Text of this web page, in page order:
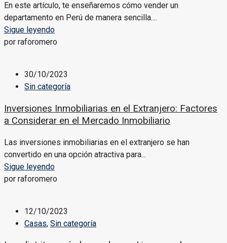
En este artículo, te enseñaremos cómo vender un
departamento en Perú de manera sencilla....
Sigue leyendo
por raforomero
30/10/2023
Sin categoría
Inversiones Inmobiliarias en el Extranjero: Factores
a Considerar en el Mercado Inmobiliario
Las inversiones inmobiliarias en el extranjero se han
convertido en una opción atractiva para...
Sigue leyendo
por raforomero
12/10/2023
Casas, Sin categoría